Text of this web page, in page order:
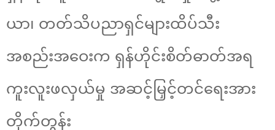
ယာ၊ တတ်သိပညာရှင်များထိပ်သီး
အစည်းအဝေးက ရှန်ဟိုင်းစိတ်ဓာတ်အရ
ကူးလူးဖလှယ်မှု အဆင့်မြှင့်တင်ရေးအား
တိုက်တွန်း